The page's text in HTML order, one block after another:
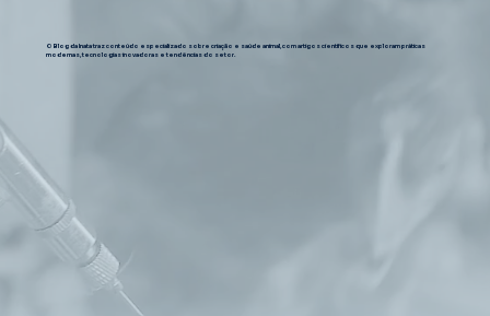
O Blog da Inata traz conteúdo especializado sobre criação e saúde animal, com artigos científicos que exploram práticas
modernas, tecnologias inovadoras e tendências do setor.